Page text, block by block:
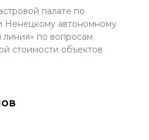
палате по
Ненецкому автономному
линия» по вопросам
стоимости объектов